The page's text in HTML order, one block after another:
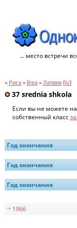
... место встречи
» Рига » Riga » Латвия [lv]
37 srednia shkola
Если вы не можете
собственный класс
Год окончания
Год окончания
Год окончания
1966